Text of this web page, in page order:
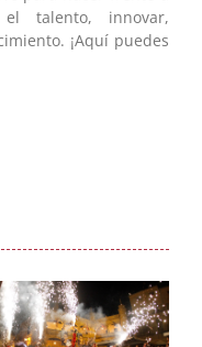
talento, innovar,
¡Aquí puedes